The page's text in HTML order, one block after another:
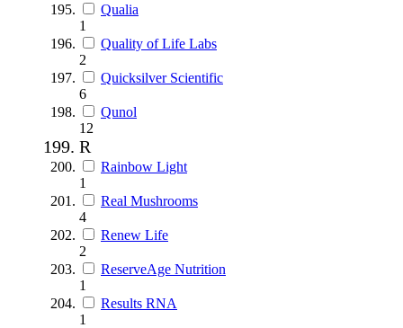
Qualia
1
Quality of Life Labs
2
Quicksilver Scientific
6
Qunol
12
R
Rainbow Light
1
Real Mushrooms
4
Renew Life
2
ReserveAge Nutrition
1
Results RNA
1